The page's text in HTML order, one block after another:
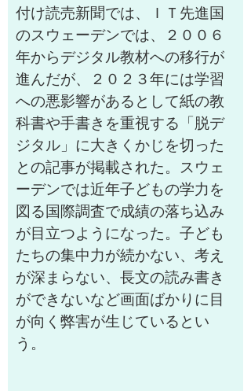
付け読売新聞では、ＩＴ先進国
のスウェーデンでは、２００６
年からデジタル教材への移行が
進んだが、２０２３年には学習
への悪影響があるとして紙の教
科書や手書きを重視する「脱デ
ジタル」に大きくかじを切った
との記事が掲載された。スウェ
ーデンでは近年子どもの学力を
図る国際調査で成績の落ち込み
が目立つようになった。子ども
たちの集中力が続かない、考え
が深まらない、長文の読み書き
ができないなど画面ばかりに目
が向く弊害が生じているとい
う。